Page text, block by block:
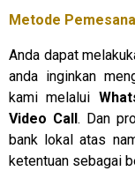
Metode
Anda dapat
anda inginkan
kami melalui
Video Call. Dan
bank lokal atas
ketentuan sebagai